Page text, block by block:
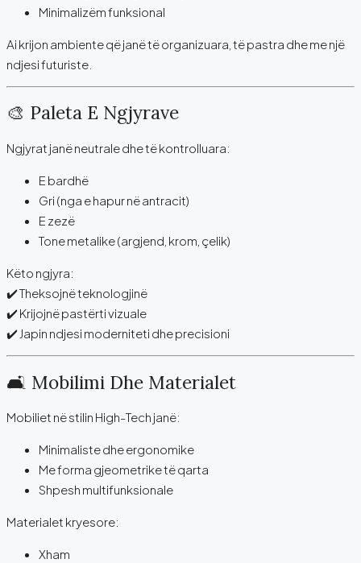
Minimalizëm funksional
Ai krijon ambiente që janë të organizuara, të pastra dhe me një
ndjesi futuriste.
🎨 Paleta E Ngjyrave
Ngjyrat janë neutrale dhe të kontrolluara:
E bardhë
Gri (nga e hapur në antracit)
E zezë
Tone metalike (argjend, krom, çelik)
Këto ngjyra:
✔️ Theksojnë teknologjinë
✔️ Krijojnë pastërti vizuale
✔️ Japin ndjesi moderniteti dhe precisioni
🛋️ Mobilimi Dhe Materialet
Mobiliet në stilin High-Tech janë:
Minimaliste dhe ergonomike
Me forma gjeometrike të qarta
Shpesh multifunksionale
Materialet kryesore:
Xham